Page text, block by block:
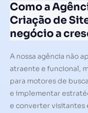
Como a
Criação de
negócio a
A nossa agência não
atraente e funcional,
para motores de
e implementar
e converter visitantes